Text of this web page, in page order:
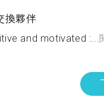
換夥伴
and motivated :...